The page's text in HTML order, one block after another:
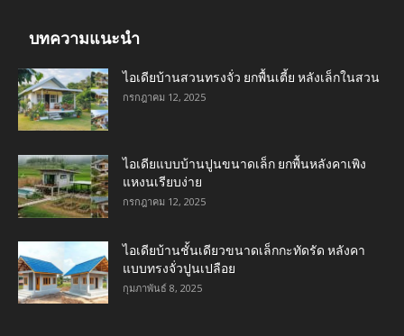
บทความแนะนำ
ไอเดียบ้านสวนทรงจั่ว ยกพื้นเตี้ย หลังเล็กในสวน
กรกฎาคม 12, 2025
ไอเดียแบบบ้านปูนขนาดเล็ก ยกพื้นหลังคาเพิง
แหงนเรียบง่าย
กรกฎาคม 12, 2025
ไอเดียบ้านชั้นเดียวขนาดเล็กกะทัดรัด หลังคา
แบบทรงจั่วปูนเปลือย
กุมภาพันธ์ 8, 2025